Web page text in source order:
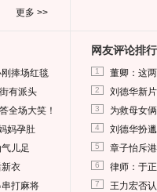
更多 >>
刚捧场红毯
有派头
全场大笑！
妈孕肚
儿足
衣
打麻将
网友评论排行
1 董卿：这
2 刘德华新
3 为救母女
4 刘德华扮
5 章子怡斥
6 律师：于
7 王力宏否